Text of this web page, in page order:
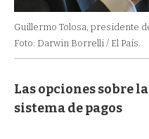
Guillermo Tolosa, presidente
Foto: Darwin Borrelli / El País.
Las opciones sobre
sistema de pagos